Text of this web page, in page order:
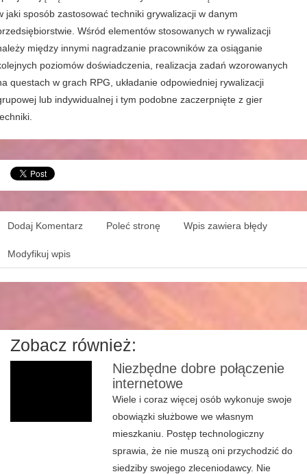
jaki sposób zastosować techniki grywalizacji w danym
Wśród elementów stosowanych w rywalizacji
między innymi nagradzanie pracowników za osiąganie
poziomów doświadczenia, realizacja zadań wzorowanych
questach w grach RPG, układanie odpowiedniej rywalizacji
lub indywidualnej i tym podobne zaczerpnięte z gier
Dodaj Komentarz Poleć stronę Wpis zawiera błędy
Modyfikuj wpis
Zobacz również:
Niezbędne dobre połączenie
internetowe
Wiele i coraz więcej osób wykonuje swoje
obowiązki służbowe we własnym
mieszkaniu. Postęp technologiczny
sprawia, że nie muszą oni przychodzić do
siedziby swojego zleceniodawcy. Nie